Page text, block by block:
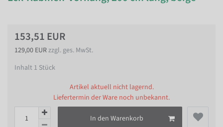
153,51 EUR
129,00 EURzzgl. ges. MwSt.
Inhalt 1 Stück
Artikel aktuell nicht lagernd.
Liefertermin der Ware noch unbekannt.
In den Warenkorb